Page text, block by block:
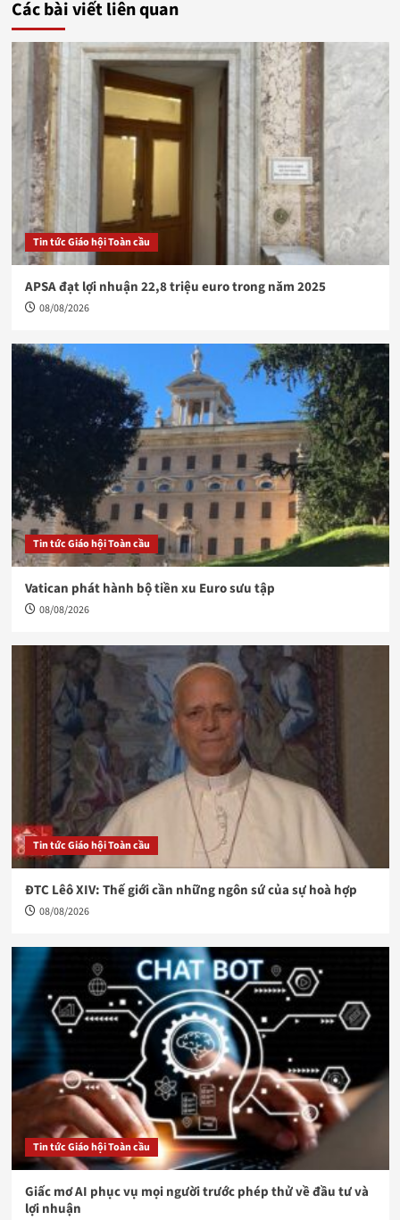
Các bài viết liên quan
Tin tức Giáo hội Toàn cầu
APSA đạt lợi nhuận 22,8 triệu euro trong năm 2025
08/08/2026
Tin tức Giáo hội Toàn cầu
Vatican phát hành bộ tiền xu Euro sưu tập
08/08/2026
Tin tức Giáo hội Toàn cầu
ĐTC Lêô XIV: Thế giới cần những ngôn sứ của sự hoà hợp
08/08/2026
Tin tức Giáo hội Toàn cầu
Giấc mơ AI phục vụ mọi người trước phép thử về đầu tư và
lợi nhuận